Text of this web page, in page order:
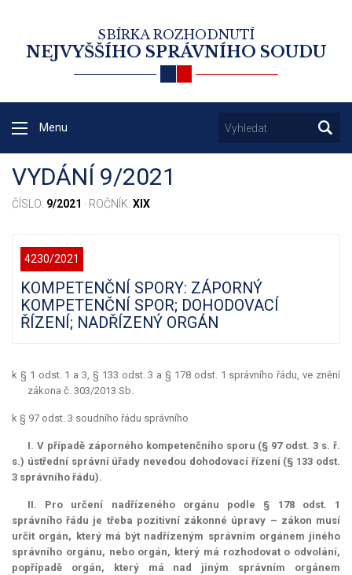
SBÍRKA ROZHODNUTÍ
NEJVYŠŠÍHO SPRÁVNÍHO SOUDU
Menu
VYDÁNÍ 9/2021
ČÍSLO: 9/2021 · ROČNÍK: XIX
4230/2021
KOMPETENČNÍ SPORY: ZÁPORNÝ
KOMPETENČNÍ SPOR; DOHODOVACÍ
ŘÍZENÍ; NADŘÍZENÝ ORGÁN
k § 1 odst. 1 a 3, § 133 odst. 3 a § 178 odst. 1 správního řádu, ve znění
zákona č. 303/2013 Sb.
k § 97 odst. 3 soudního řádu správního
I. V případě záporného kompetenčního sporu (§ 97 odst. 3 s. ř.
s.) ústřední správní úřady nevedou dohodovací řízení (§ 133 odst.
3 správního řádu).
II. Pro určení nadřízeného orgánu podle § 178 odst. 1
správního řádu je třeba pozitivní zákonné úpravy – zákon musí
určit orgán, který má být nadřízeným správním orgánem jiného
správního orgánu, nebo orgán, který má rozhodovat o odvolání,
popřípadě orgán, který má nad jiným správním orgánem